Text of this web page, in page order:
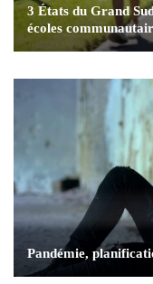
3 États du Grand
écoles
Pandémie,